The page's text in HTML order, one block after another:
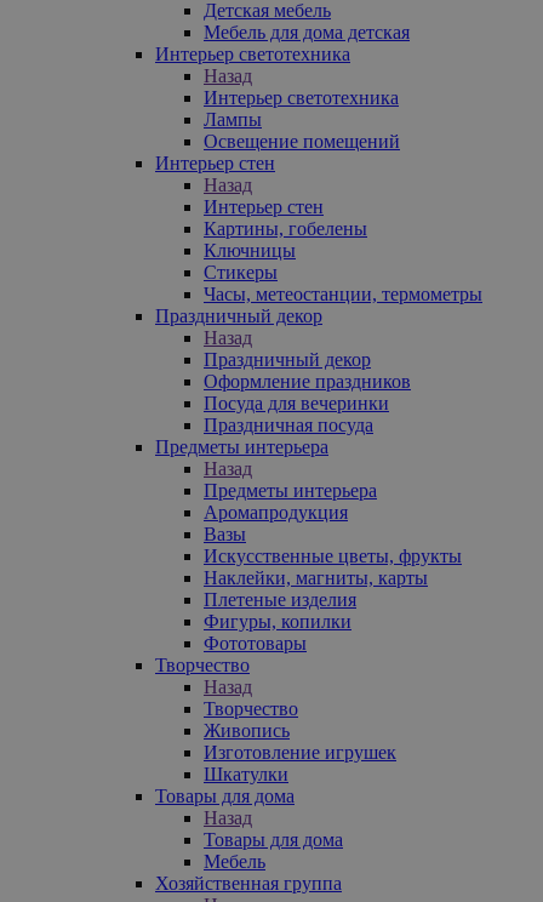
Детская мебель
Мебель для дома детская
Интерьер светотехника
Назад
Интерьер светотехника
Лампы
Освещение помещений
Интерьер стен
Назад
Интерьер стен
Картины, гобелены
Ключницы
Стикеры
Часы, метеостанции, термометры
Праздничный декор
Назад
Праздничный декор
Оформление праздников
Посуда для вечеринки
Праздничная посуда
Предметы интерьера
Назад
Предметы интерьера
Аромапродукция
Вазы
Искусственные цветы, фрукты
Наклейки, магниты, карты
Плетеные изделия
Фигуры, копилки
Фототовары
Творчество
Назад
Творчество
Живопись
Изготовление игрушек
Шкатулки
Товары для дома
Назад
Товары для дома
Мебель
Хозяйственная группа